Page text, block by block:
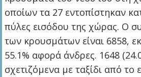
οποίων τα 27 εντοπίστηκαν
πύλες εισόδου της χώρας. Ο
των κρουσμάτων είναι 6858,
55.1% αφορά άνδρες. 1648
σχετιζόμενα με ταξίδι από το